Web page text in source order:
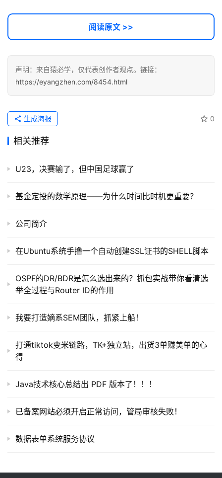
阅读原文 >>
声明：来自猿必学，仅代表创作者观点。链接：
https://eyangzhen.com/8454.html
0
生成海报
相关推荐
U23，决赛输了，但中国足球赢了
基金定投的数学原理——为什么时间比时机更重要？
公司简介
在Ubuntu系统手撸一个自动创建SSL证书的SHELL脚本
OSPF的DR/BDR是怎么选出来的？抓包实战带你看清选
举全过程与Router ID的作用
我要打造嫡系SEM团队，抓紧上船！
打通tiktok变米链路，TK+独立站，出货3单赚美单的心
得
Java技术核心总结出 PDF 版本了！！！
已备案网站必须开启正常访问，管局审核失败！
数据表单系统服务协议